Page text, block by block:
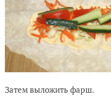
Затем выложить фарш.